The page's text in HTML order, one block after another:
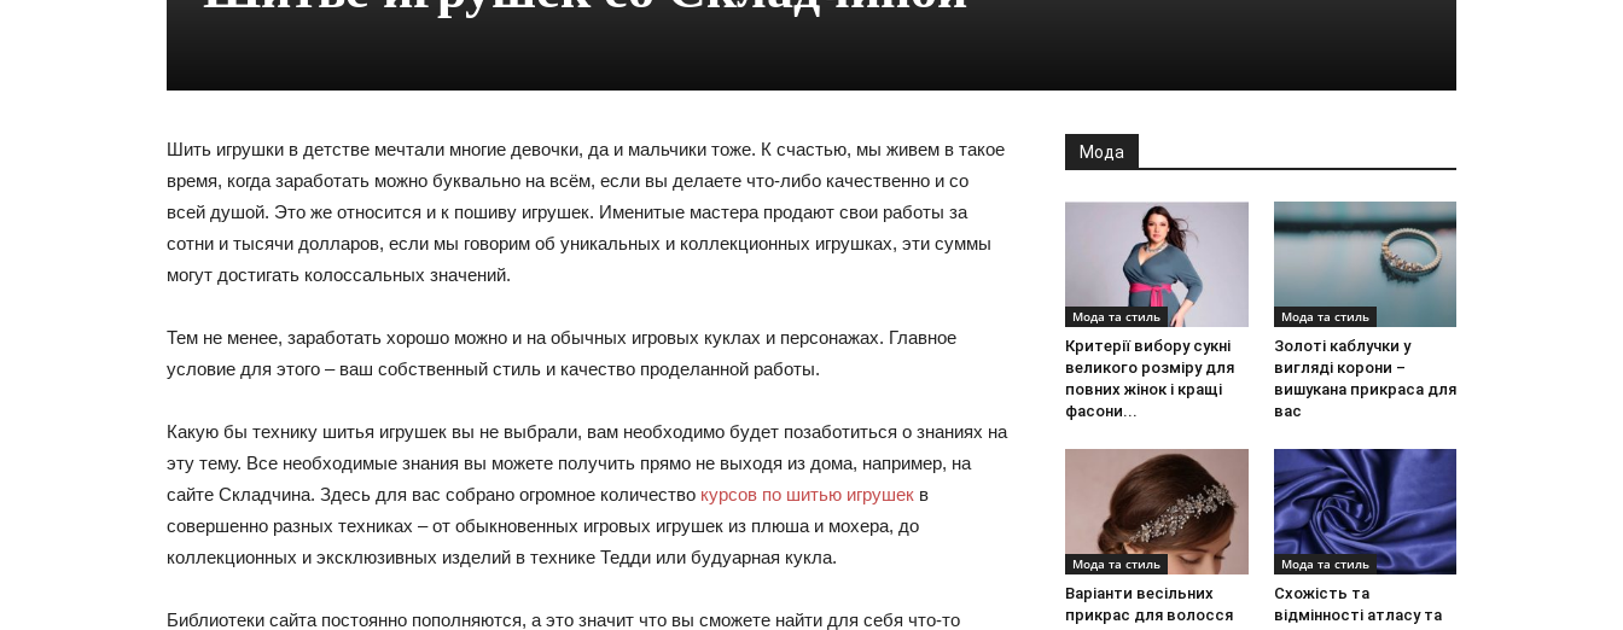
Шить игрушки в детстве мечтали многие девочки, да и мальчики тоже. К счастью, мы живем в такое
время, когда заработать можно буквально на всём, если вы делаете что-либо качественно и со
всей душой. Это же относится и к пошиву игрушек. Именитые мастера продают свои работы за
сотни и тысячи долларов, если мы говорим об уникальных и коллекционных игрушках, эти суммы
могут достигать колоссальных значений.
Тем не менее, заработать хорошо можно и на обычных игровых куклах и персонажах. Главное
условие для этого – ваш собственный стиль и качество проделанной работы.
Какую бы технику шитья игрушек вы не выбрали, вам необходимо будет позаботиться о знаниях на
эту тему. Все необходимые знания вы можете получить прямо не выходя из дома, например, на
сайте Складчина. Здесь для вас собрано огромное количество курсов по шитью игрушек в
совершенно разных техниках – от обыкновенных игровых игрушек из плюша и мохера, до
коллекционных и эксклюзивных изделий в технике Тедди или будуарная кукла.
Библиотеки сайта постоянно пополняются, а это значит что вы сможете найти для себя что-то
Мода
Мода та стиль
Критерії вибору сукні
великого розміру для
повних жінок і кращі
фасони...
Мода та стиль
Золоті каблучки у
вигляді корони –
вишукана прикраса для
вас
Мода та стиль
Варіанти весільних
прикрас для волосся
Мода та стиль
Схожість та
відмінності атласу та